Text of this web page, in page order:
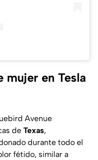
mujer en Tesla
Avenue
de Texas,
durante todo el
fétido, similar a